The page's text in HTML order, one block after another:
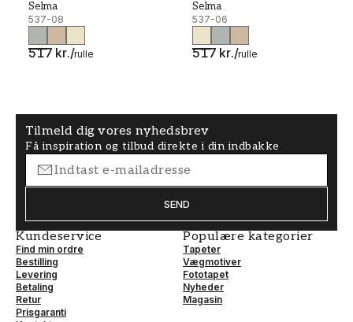
Selma
537-08
517 kr./rulle
Selma
537-06
517 kr./rulle
Tilmeld dig vores nyhedsbrev
Få inspiration og tilbud direkte i din indbakke
SEND
Kundeservice
Find min ordre
Bestilling
Levering
Betaling
Retur
Prisgaranti
Populære kategorier
Tapeter
Vægmotiver
Fototapet
Nyheder
Magasin